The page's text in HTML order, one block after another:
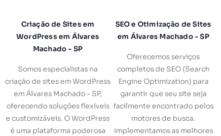
Criação de Sites em
WordPress em Álvares
Machado - SP
Somos especialistas na
criação de sites em WordPress
em Álvares Machado - SP,
oferecendo soluções flexíveis
e customizáveis. O WordPress
é uma plataforma poderosa
SEO e Otimização de Sites
em Álvares Machado - SP
Oferecemos serviços
completos de SEO (Search
Engine Optimization) para
garantir que seu site seja
facilmente encontrado pelos
motores de busca.
Implementamos as melhores